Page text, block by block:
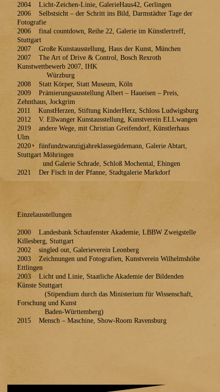
2004 Licht-Zeichen-Linie, GalerieHaus42, Gerlingen
2006 Selbstsicht – der Schritt ins Bild, Darmstädter Tage der
Fotografie
2006 final countdown, Reihe 22, Galerie im Künstlertreff,
Stuttgart
2007 Große Kunstausstellung, Haus der Kunst, München
2007 The Art of Drive & Control, Bosch Rexroth
Kunstwettbewerb 2007, IHK
Würzburg
2008 Statt Körper, Statt Museum, Köln
2009 Prämierungsausstellung Albert – Haueisen – Preis,
Zehnthaus, Jockgrim
2011 KunstHerzen, Stiftung KinderHerz, Schloss Ludwigsburg
2012 V. Ellwanger Kunstausstellung, Kunstverein ELLwangen
2019 andere Wege, mit Christian Greifendorf, Künstlerhaus
Ulm
2020 fünfundzwanzigjahreklassegüdemann, Galerie Abtart,
Stuttgart Möhringen
und Galerie Schrade, Schloß Mochental, Ehingen
2021 Der Fisch in der Pfanne, Stadtgalerie Markdorf
Einzelausstellungen
2000 Landesbank Schaufenster Akademie, LBBW Zweigstelle
Killesberg, Stuttgart
2002 singled out, Galerieverein Leonberg
2003 Zeichnungen und Fotografien, Kunstverein Wilhelmshöhe
Ettlingen
2003 Licht und Linie, Staatliche Akademie der Bildenden
Künste Stuttgart
(Stipendium durch das Ministerium für Wissenschaft,
Forschung und Kunst
Baden-Württemberg)
2015 Mensch – Maschine, Show-Room Ravensburg